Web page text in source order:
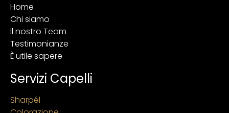
Home
Chi siamo
Il nostro Team
Testimonianze
È utile sapere
Servizi Capelli
Sharpél